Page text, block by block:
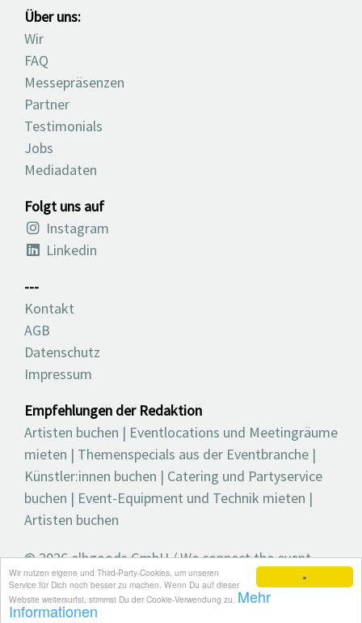
×
Wir nutzen eigene und Third-Party-Cookies, um unseren
Service für Dich noch besser zu machen. Wenn Du auf dieser
Website weitersurfst, stimmst Du der Cookie-Verwendung zu. Mehr
Informationen
Über uns:
Wir
FAQ
Messepräsenzen
Partner
Testimonials
Jobs
Mediadaten
Folgt uns auf
Instagram
Linkedin
---
Kontakt
AGB
Datenschutz
Impressum
Empfehlungen der Redaktion
Artisten buchen | Eventlocations und Meetingräume
mieten | Themenspecials aus der Eventbranche |
Künstler:innen buchen | Catering und Partyservice
buchen | Event-Equipment und Technik mieten |
Artisten buchen
© 2026 elbgoods GmbH / We connect the event
industry / Medienvielfalt für die Eventplanung /
Eventbranchenbuch, Blog, Magazin und mehr